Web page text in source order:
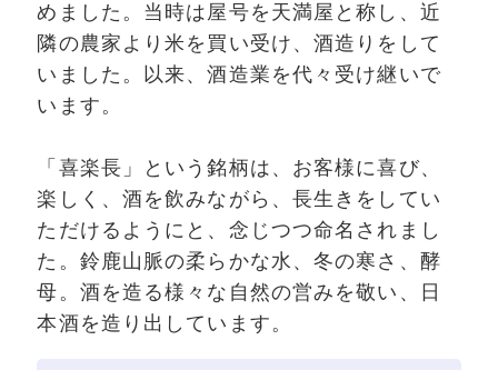
めました。当時は屋号を天満屋と称し、近
隣の農家より米を買い受け、酒造りをして
いました。以来、酒造業を代々受け継いで
います。
「喜楽長」という銘柄は、お客様に喜び、
楽しく、酒を飲みながら、長生きをしてい
ただけるようにと、念じつつ命名されまし
た。鈴鹿山脈の柔らかな水、冬の寒さ、酵
母。酒を造る様々な自然の営みを敬い、日
本酒を造り出しています。